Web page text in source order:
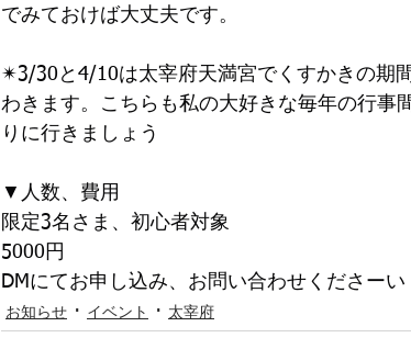
でみておけば大丈夫です。
✴︎3/30と4/10は太宰府天満宮でくすかきの期
わきます。こちらも私の大好きな毎年の行事
りに行きましょう
▼人数、費用
限定3名さま、初心者対象
5000円
DMにてお申し込み、お問い合わせくださーい
お知らせ イベント 太宰府